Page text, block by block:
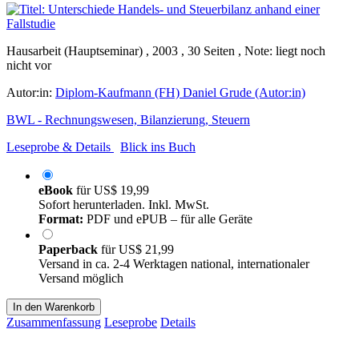
Hausarbeit (Hauptseminar) , 2003 , 30 Seiten , Note: liegt noch
nicht vor
Autor:in: Diplom-Kaufmann (FH) Daniel Grude (Autor:in)
BWL - Rechnungswesen, Bilanzierung, Steuern
Leseprobe & Details
Blick ins Buch
eBook fürUS$ 19,99
Sofort herunterladen. Inkl. MwSt.
Format: PDF und ePUB – für alle Geräte
Paperback fürUS$ 21,99
Versand in ca. 2-4 Werktagen national, internationaler
Versand möglich
In den Warenkorb
Zusammenfassung Leseprobe Details